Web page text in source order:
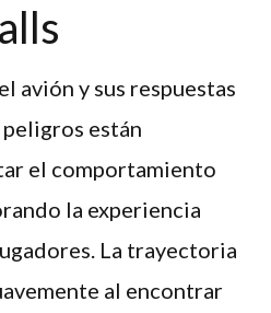
avión y sus respuestas
están
el comportamiento
la experiencia
La trayectoria
al encontrar